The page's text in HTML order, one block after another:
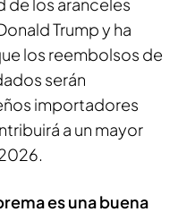
Trump y ha
los reembolsos de
serán
importadores
a un mayor
es una buena